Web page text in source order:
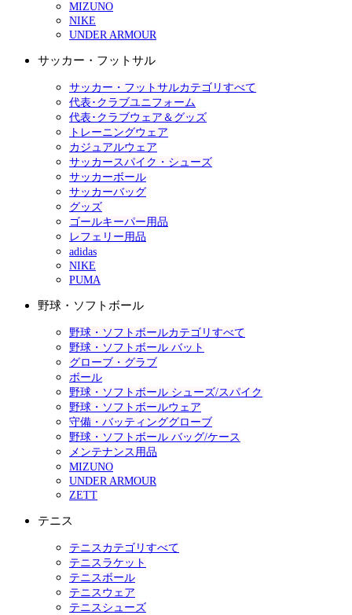
MIZUNO
NIKE
UNDER ARMOUR
サッカー・フットサル
サッカー・フットサルカテゴリすべて
代表･クラブユニフォーム
代表･クラブウェア＆グッズ
トレーニングウェア
カジュアルウェア
サッカースパイク・シューズ
サッカーボール
サッカーバッグ
グッズ
ゴールキーパー用品
レフェリー用品
adidas
NIKE
PUMA
野球・ソフトボール
野球・ソフトボールカテゴリすべて
野球・ソフトボール バット
グローブ・グラブ
ボール
野球・ソフトボール シューズ/スパイク
野球・ソフトボールウェア
守備・バッティンググローブ
野球・ソフトボール バッグ/ケース
メンテナンス用品
MIZUNO
UNDER ARMOUR
ZETT
テニス
テニスカテゴリすべて
テニスラケット
テニスボール
テニスウェア
テニスシューズ